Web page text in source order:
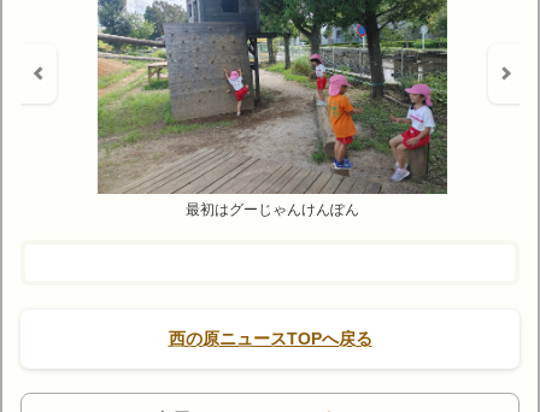
最初はグーじゃんけんぽん
西の原ニュースTOPへ戻る